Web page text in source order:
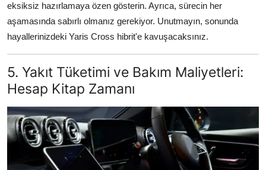
eksiksiz hazırlamaya özen gösterin. Ayrıca, sürecin her
aşamasında sabırlı olmanız gerekiyor. Unutmayın, sonunda
hayallerinizdeki Yaris Cross hibrit'e kavuşacaksınız.
5. Yakıt Tüketimi ve Bakım Maliyetleri:
Hesap Kitap Zamanı